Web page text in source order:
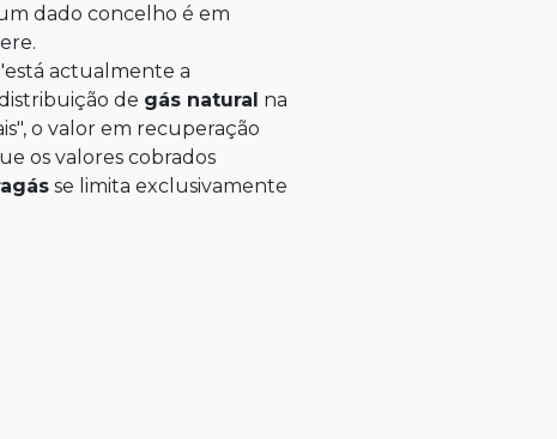
dado concelho é em
actualmente a
de gás natural na
o valor em recuperação
os valores cobrados
se limita exclusivamente